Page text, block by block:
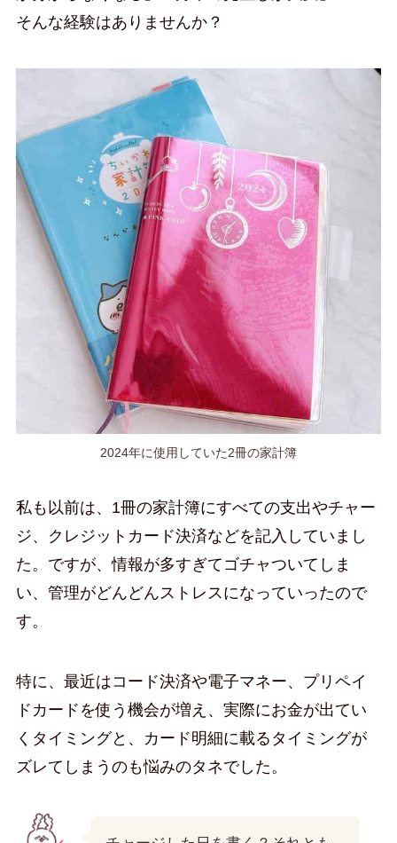
そんな経験はありませんか？
2024年に使用していた2冊の家計簿
私も以前は、1冊の家計簿にすべての支出やチャー
ジ、クレジットカード決済などを記入していまし
た。ですが、情報が多すぎてゴチャついてしま
い、管理がどんどんストレスになっていったので
す。
特に、最近はコード決済や電子マネー、プリペイ
ドカードを使う機会が増え、実際にお金が出てい
くタイミングと、カード明細に載るタイミングが
ズレてしまうのも悩みのタネでした。